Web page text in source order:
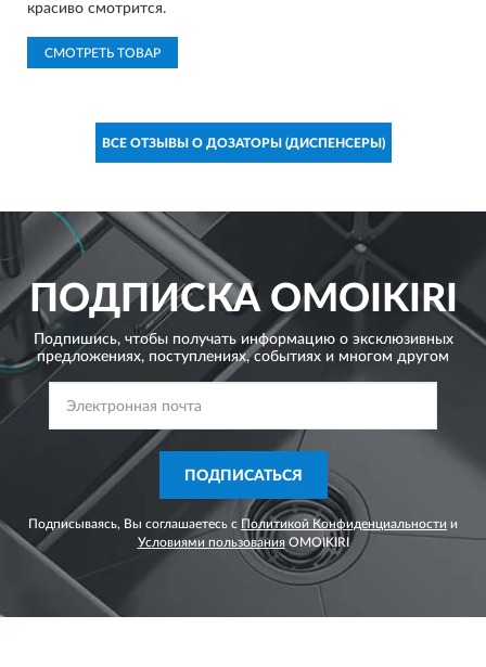
красиво смотрится.
СМОТРЕТЬ ТОВАР
ВСЕ ОТЗЫВЫ О ДОЗАТОРЫ (ДИСПЕНСЕРЫ)
ПОДПИСКАOMOIKIRI
Подпишись, чтобы получать информацию о эксклюзивных
предложениях, поступлениях, событиях и многом другом
ПОДПИСАТЬСЯ
Подписываясь, Вы соглашаетесь с Политикой Конфиденциальности и
Условиями пользованияOMOIKIRI